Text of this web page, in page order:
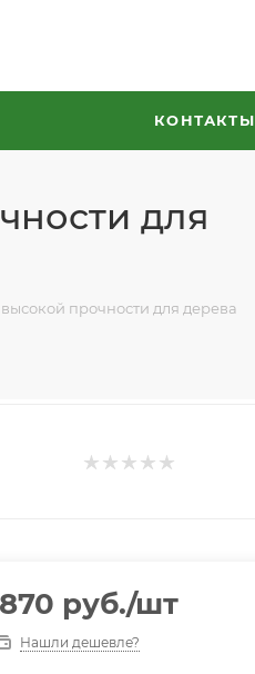
КОНТАКТЫ
для
прочности для дерева
870 руб./шт
Нашли дешевле?